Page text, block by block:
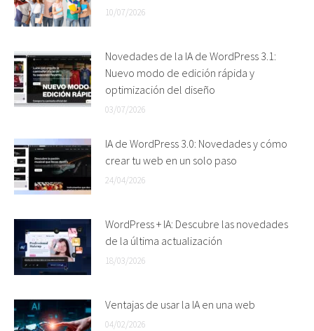
10/07/2026
Novedades de la IA de WordPress 3.1:
Nuevo modo de edición rápida y
optimización del diseño
03/07/2026
IA de WordPress 3.0: Novedades y cómo
crear tu web en un solo paso
24/04/2026
WordPress + IA: Descubre las novedades
de la última actualización
18/03/2026
Ventajas de usar la IA en una web
04/02/2026